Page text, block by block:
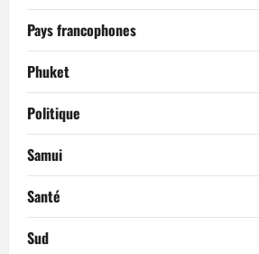
Pays francophones
Phuket
Politique
Samui
Santé
Sud